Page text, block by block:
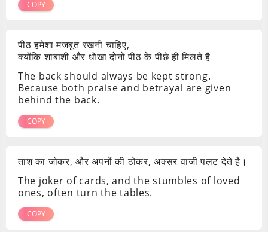
COPY
पीठ हमेशा मजबूत रखनी चाहिए,
क्योंकि शाबाशी और धोखा दोनों पीठ के पीछे ही मिलते है
The back should always be kept strong.
Because both praise and betrayal are given
behind the back.
COPY
ताश का जोकर, और अपनों की ठोकर, अक्सर वाजी पलट देते है।
The joker of cards, and the stumbles of loved
ones, often turn the tables.
COPY